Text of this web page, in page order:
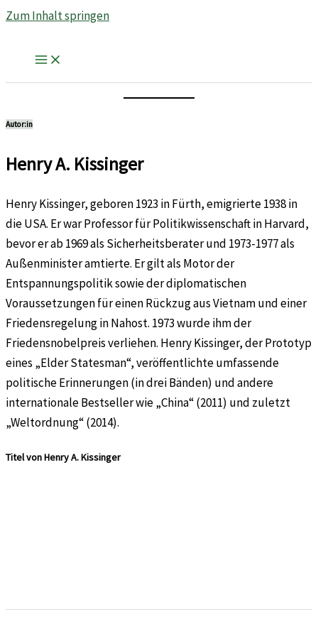
Zum Inhalt springen
Autor:in
Henry A. Kissinger
Henry Kissinger, geboren 1923 in Fürth, emigrierte 1938 in
die USA. Er war Professor für Politikwissenschaft in Harvard,
bevor er ab 1969 als Sicherheitsberater und 1973-1977 als
Außenminister amtierte. Er gilt als Motor der
Entspannungspolitik sowie der diplomatischen
Voraussetzungen für einen Rückzug aus Vietnam und einer
Friedensregelung in Nahost. 1973 wurde ihm der
Friedensnobelpreis verliehen. Henry Kissinger, der Prototyp
eines „Elder Statesman“, veröffentlichte umfassende
politische Erinnerungen (in drei Bänden) und andere
internationale Bestseller wie „China“ (2011) und zuletzt
„Weltordnung“ (2014).
Titel von Henry A. Kissinger